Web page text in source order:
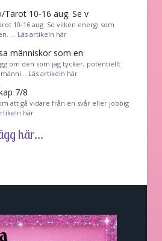
Tarot 10-16 aug. Se v
10-16 aug. Se vilken energi som
… Läs artikeln här
människor som en
om den som jag tycker, potentiellt
Läs artikeln här
7/8
att gå vidare från en svår eller jobbig
här
här...